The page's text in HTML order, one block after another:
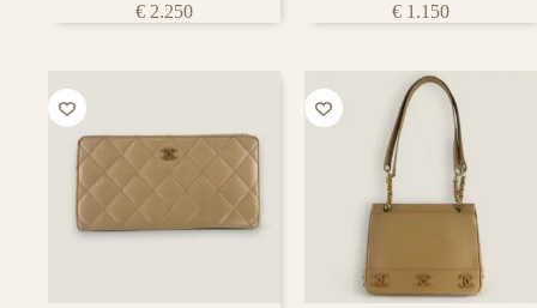
€ 2.250 € 1.150